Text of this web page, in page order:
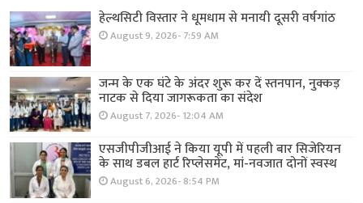
हेल्थसिटी विस्तार ने धूमधाम से मनायी दूसरी वर्षगांठ
August 9, 2026- 7:59 AM
जन्म के एक घंटे के अंदर शुरू कर दें स्तनपान, नुक्कड़
नाटक से दिया जागरूकता का संदेश
August 7, 2026- 12:04 AM
एसजीपीजीआई ने किया यूपी में पहली बार सिजेरियन
के साथ डबल हार्ट रिप्लेसमेंट, मां-नवजात दोनों स्वस्थ
August 6, 2026- 8:54 PM